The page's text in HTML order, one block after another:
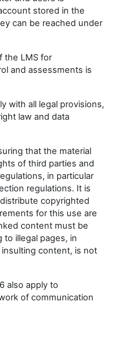
stored in the
can be reached under
the LMS for
and assessments is
with all legal provisions,
law and data
that the material
of third parties and
in particular
regulations. It is
copyrighted
for this use are
content must be
to illegal pages, in
content, is not
also apply to
of communication